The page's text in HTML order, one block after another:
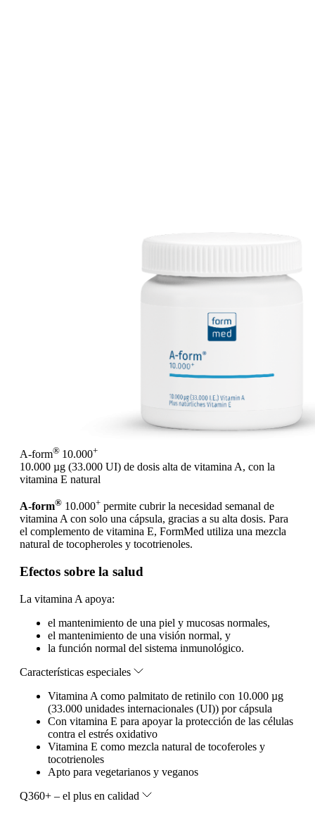
A-form® 10.000+
10.000 µg (33.000 UI) de dosis alta de vitamina A, con la
vitamina E natural
A-form® 10.000+ permite cubrir la necesidad semanal de
vitamina A con solo una cápsula, gracias a su alta dosis. Para
el complemento de vitamina E, FormMed utiliza una mezcla
natural de tocopheroles y tocotrienoles.
Efectos sobre la salud
La vitamina A apoya:
el mantenimiento de una piel y mucosas normales,
el mantenimiento de una visión normal, y
la función normal del sistema inmunológico.
Características especiales
Vitamina A como palmitato de retinilo con 10.000 µg
(33.000 unidades internacionales (UI)) por cápsula
Con vitamina E para apoyar la protección de las células
contra el estrés oxidativo
Vitamina E como mezcla natural de tocoferoles y
tocotrienoles
Apto para vegetarianos y veganos
Q360+ – el plus en calidad